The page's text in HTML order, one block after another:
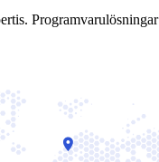
Programvarulösningar